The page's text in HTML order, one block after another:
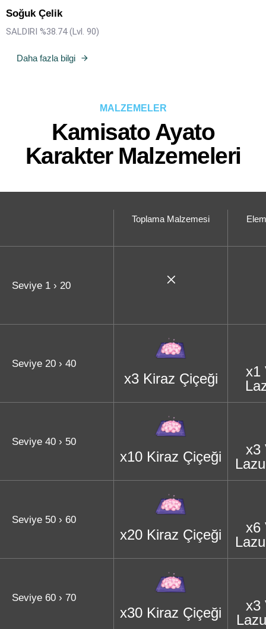
Soğuk Çelik
SALDIRI %38.74 (Lvl. 90)
Daha fazla bilgi
MALZEMELER
Kamisato Ayato
Karakter Malzemeleri
Toplama Malzemesi
Seviye 1 › 20
Seviye 20 › 40
x3 Kiraz Çiçeği
x1
Seviye 40 › 50
x10 Kiraz Çiçeği
x3
Seviye 50 › 60
x20 Kiraz Çiçeği
x6
Seviye 60 › 70
x30 Kiraz Çiçeği
x3